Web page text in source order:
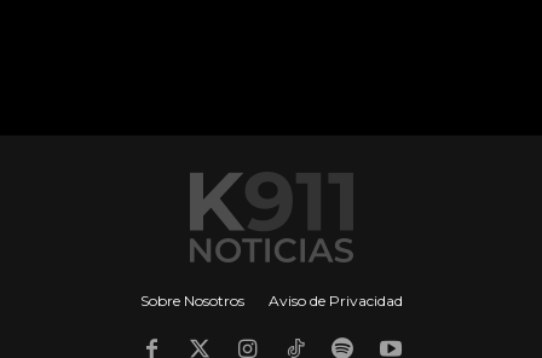
Sobre Nosotros Aviso de Privacidad